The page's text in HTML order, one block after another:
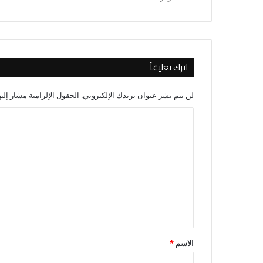
اترك تعليقاً
لن يتم نشر عنوان بريدك الإلكتروني. الحقول الإلزامية مشار
*
الاسم *